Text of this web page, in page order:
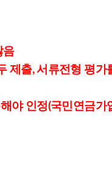
음
제출, 서류전형 평가
야 인정(국민연금가